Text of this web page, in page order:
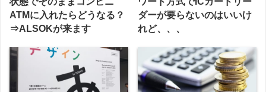
ATMに入れたらどうなる？
⇒ALSOKが来ます
ダーが要らないのはいいけ
れど、、、